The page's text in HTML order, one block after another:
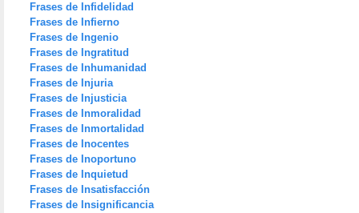
Frases de Infidelidad
Frases de Infierno
Frases de Ingenio
Frases de Ingratitud
Frases de Inhumanidad
Frases de Injuria
Frases de Injusticia
Frases de Inmoralidad
Frases de Inmortalidad
Frases de Inocentes
Frases de Inoportuno
Frases de Inquietud
Frases de Insatisfacción
Frases de Insignificancia